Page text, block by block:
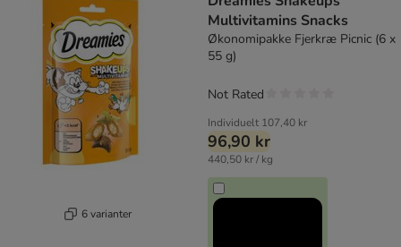
6 varianter
Multivitamins Snacks
Økonomipakke Fjerkræ Picnic (6 x
55 g)
Individuelt 107,40 kr
96,90 kr
440,50 kr / kg
Not Rated